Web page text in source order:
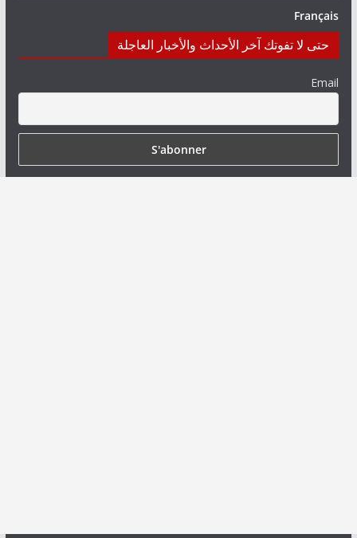
Français
حتى لا تفوتك آخر الأحداث والأخبار العاجلة
Email